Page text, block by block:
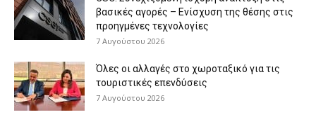
βασικές αγορές – Ενίσχυση της θέσης στις
προηγμένες τεχνολογίες
7 Αυγούστου 2026
Όλες οι αλλαγές στο χωροταξικό για τις
τουριστικές επενδύσεις
7 Αυγούστου 2026